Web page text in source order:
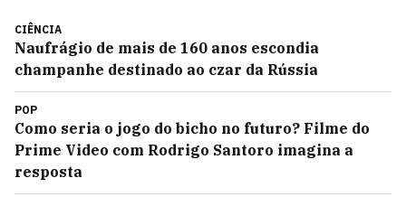
CIÊNCIA
Naufrágio de mais de 160 anos escondia
champanhe destinado ao czar da Rússia
POP
Como seria o jogo do bicho no futuro? Filme do
Prime Video com Rodrigo Santoro imagina a
resposta